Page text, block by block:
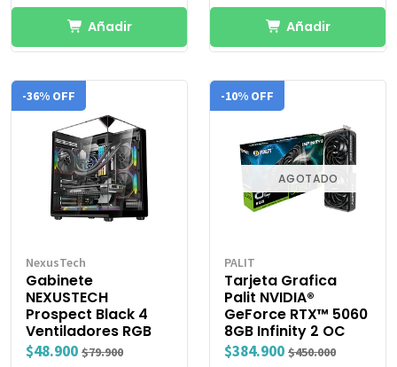
Añadir Añadir
-36% OFF
NexusTech
Gabinete
NEXUSTECH
Prospect Black 4
Ventiladores RGB
$48.900 $79.900
-10% OFF
AGOTADO
PALIT
Tarjeta Grafica
Palit NVIDIA®
GeForce RTX™ 5060
8GB Infinity 2 OC
$384.900 $450.000